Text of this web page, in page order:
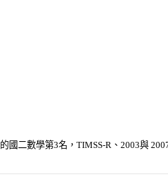
的國二數學第3名， TIMSS-R、 2003與